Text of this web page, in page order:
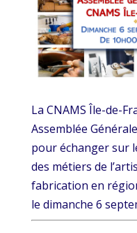
La CNAMS Île-de-
Assemblée
pour échanger sur
des métiers de
fabrication en
le dimanche 6